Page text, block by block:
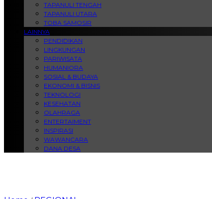
TAPANULI TENGAH
TAPANULI UTARA
TOBA SAMOSIR
LAINNYA
PENDIDIKAN
LINGKUNGAN
PARIWISATA
HUMANIORA
SOSIAL & BUDAYA
EKONOMI & BISNIS
TEKNOLOGI
KESEHATAN
OLAHRAGA
ENTERTAIMENT
INSPIRASI
WAWANCARA
DANA DESA